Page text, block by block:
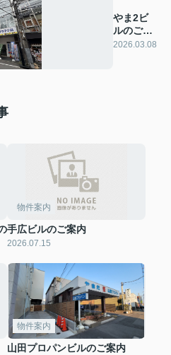
やま2ビ
ルのご案
内
2026.03.08
物件案内
手広ビルのご案内
2026.07.15
物件案内
山田プロパンビルのご案内